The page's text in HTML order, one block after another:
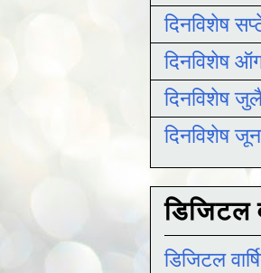
दिनविशेष
दिनविशेष
दिनविशेष
दिनविशेष जून
डिजिटल
डिजिटल